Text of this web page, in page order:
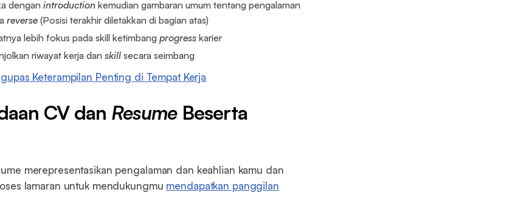
denganintroduction kemudian gambaran umum tentang pengalaman
reverse (Posisi terakhir diletakkan di bagian atas)
lebih fokus pada skill ketimbangprogress karier
riwayat kerja danskill secara seimbang
Keterampilan Penting di Tempat Kerja
CV dan ResumeBeserta
merepresentasikan pengalaman dan keahlian kamu dan
lamaran untuk mendukungmu mendapatkan panggilan